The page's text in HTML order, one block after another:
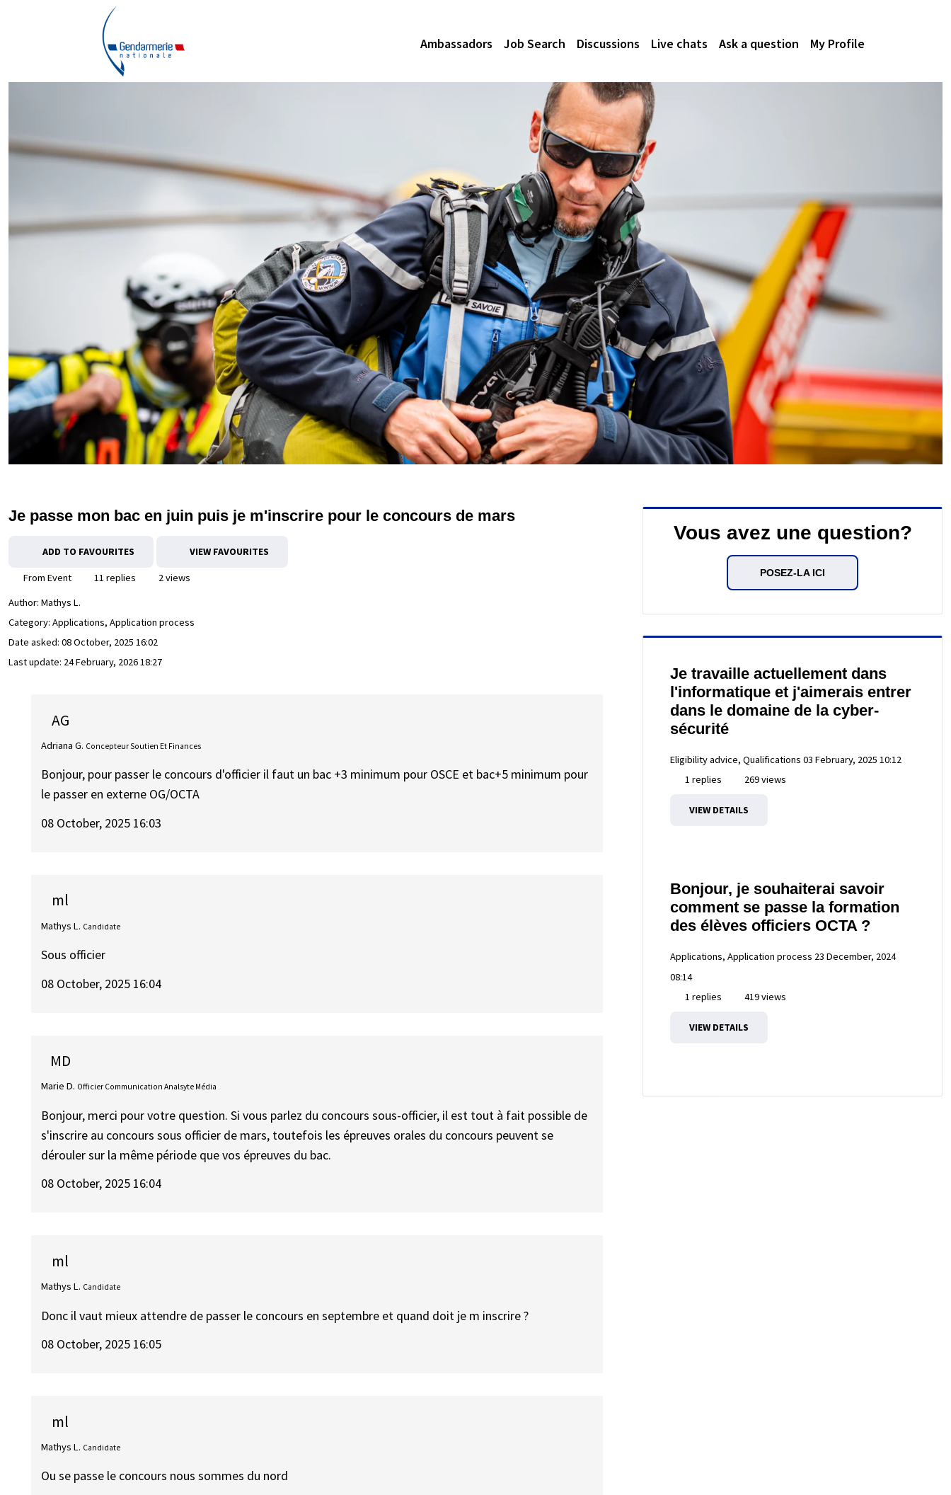
Ambassadors Job Search Discussions Live chats Ask a question My Profile
Je passe mon bac en juin puis je m'inscrire pour le concours de mars
ADD TO FAVOURITES VIEW FAVOURITES
From Event 11 replies
2 views
Author: Mathys L.
Category: Applications, Application process
Date asked: 08 October, 2025 16:02
Last update: 24 February, 2026 18:27
AG
Adriana G. Concepteur Soutien Et Finances
Bonjour, pour passer le concours d'officier il faut un bac +3 minimum pour OSCE et bac+5 minimum pour
le passer en externe OG/OCTA
08 October, 2025 16:03
ml
Mathys L. Candidate
Sous officier
08 October, 2025 16:04
MD
Marie D. Officier Communication Analsyte Média
Bonjour, merci pour votre question. Si vous parlez du concours sous-officier, il est tout à fait possible de
s'inscrire au concours sous officier de mars, toutefois les épreuves orales du concours peuvent se
dérouler sur la même période que vos épreuves du bac.
08 October, 2025 16:04
ml
Mathys L. Candidate
Donc il vaut mieux attendre de passer le concours en septembre et quand doit je m inscrire ?
08 October, 2025 16:05
ml
Mathys L. Candidate
Ou se passe le concours nous sommes du nord
Vous avez une question?
POSEZ-LA ICI
Je travaille actuellement dans
l'informatique et j'aimerais entrer
dans le domaine de la cyber-
sécurité
Eligibility advice, Qualifications 03 February, 2025 10:12
1 replies
269 views
VIEW DETAILS
Bonjour, je souhaiterai savoir
comment se passe la formation
des élèves officiers OCTA ?
Applications, Application process 23 December, 2024
08:14
1 replies
419 views
VIEW DETAILS